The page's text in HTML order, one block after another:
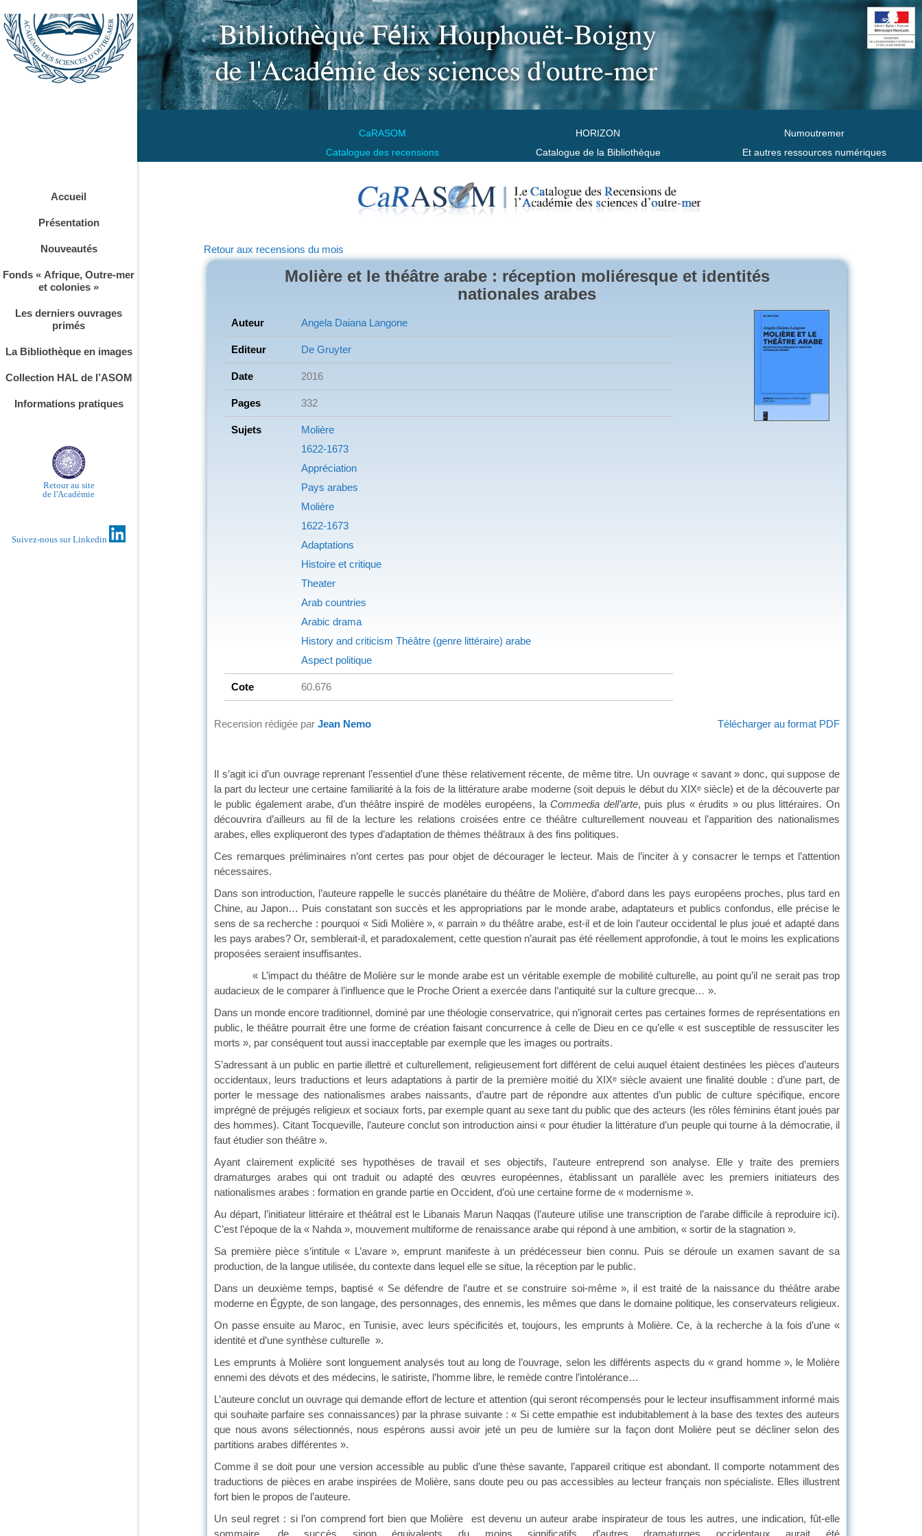
CaRASOM
Catalogue des recensions
HORIZON
Catalogue de la Bibliothèque
Numoutremer
Et autres ressources numériques
Accueil
Présentation
Nouveautés
Fonds « Afrique, Outre-mer
et colonies »
Les derniers ouvrages
primés
La Bibliothèque en images
Collection HAL de l’ASOM
Informations pratiques
Retour au site
de l'Académie
Suivez-nous sur Linkedin
Retour aux recensions du mois
Molière et le théâtre arabe : réception moliéresque et identités
nationales arabes
Auteur Angela Daiana Langone
Editeur De Gruyter
Date 2016
Pages 332
Sujets
Molière
1622-1673
Appréciation
Pays arabes
Molière
1622-1673
Adaptations
Histoire et critique
Theater
Arab countries
Arabic drama
History and criticism Théâtre (genre littéraire) arabe
Aspect politique
Cote 60.676
Télécharger au format PDF
Recension rédigée par Jean Nemo
Il s’agit ici d’un ouvrage reprenant l’essentiel d’une thèse relativement récente, de même titre. Un ouvrage « savant » donc, qui suppose de
la part du lecteur une certaine familiarité à la fois de la littérature arabe moderne (soit depuis le début du XIXe siècle) et de la découverte par
le public également arabe, d’un théâtre inspiré de modèles européens, laCommedia dell’arte, puis plus « érudits » ou plus littéraires. On
découvrira d’ailleurs au fil de la lecture les relations croisées entre ce théâtre culturellement nouveau et l’apparition des nationalismes
arabes, elles expliqueront des types d’adaptation de thèmes théâtraux à des fins politiques.
Ces remarques préliminaires n’ont certes pas pour objet de décourager le lecteur. Mais de l’inciter à y consacrer le temps et l’attention
nécessaires.
Dans son introduction, l’auteure rappelle le succès planétaire du théâtre de Molière, d’abord dans les pays européens proches, plus tard en
Chine, au Japon… Puis constatant son succès et les appropriations par le monde arabe, adaptateurs et publics confondus, elle précise le
sens de sa recherche : pourquoi « Sidi Molière », « parrain » du théâtre arabe, est-il et de loin l’auteur occidental le plus joué et adapté dans
les pays arabes? Or, semblerait-il, et paradoxalement, cette question n’aurait pas été réellement approfondie, à tout le moins les explications
proposées seraient insuffisantes.
« L’impact du théâtre de Molière sur le monde arabe est un véritable exemple de mobilité culturelle, au point qu’il ne serait pas trop
audacieux de le comparer à l’influence que le Proche Orient a exercée dans l’antiquité sur la culture grecque… ».
Dans un monde encore traditionnel, dominé par une théologie conservatrice, qui n’ignorait certes pas certaines formes de représentations en
public, le théâtre pourrait être une forme de création faisant concurrence à celle de Dieu en ce qu’elle « est susceptible de ressusciter les
morts », par conséquent tout aussi inacceptable par exemple que les images ou portraits.
S’adressant à un public en partie illettré et culturellement, religieusement fort différent de celui auquel étaient destinées les pièces d’auteurs
occidentaux, leurs traductions et leurs adaptations à partir de la première moitié du XIXe siècle avaient une finalité double : d’une part, de
porter le message des nationalismes arabes naissants, d’autre part de répondre aux attentes d’un public de culture spécifique, encore
imprégné de préjugés religieux et sociaux forts, par exemple quant au sexe tant du public que des acteurs (les rôles féminins étant joués par
des hommes). Citant Tocqueville, l’auteure conclut son introduction ainsi « pour étudier la littérature d’un peuple qui tourne à la démocratie, il
faut étudier son théâtre ».
Ayant clairement explicité ses hypothèses de travail et ses objectifs, l’auteure entreprend son analyse. Elle y traite des premiers
dramaturges arabes qui ont traduit ou adapté des œuvres européennes, établissant un parallèle avec les premiers initiateurs des
nationalismes arabes : formation en grande partie en Occident, d’où une certaine forme de « modernisme ».
Au départ, l’initiateur littéraire et théâtral est le Libanais Marun Naqqas (l’auteure utilise une transcription de l’arabe difficile à reproduire ici).
C’est l’époque de la « Nahda », mouvement multiforme de renaissance arabe qui répond à une ambition, « sortir de la stagnation ».
Sa première pièce s’intitule « L’avare », emprunt manifeste à un prédécesseur bien connu. Puis se déroule un examen savant de sa
production, de la langue utilisée, du contexte dans lequel elle se situe, la réception par le public.
Dans un deuxième temps, baptisé « Se défendre de l’autre et se construire soi-même », il est traité de la naissance du théâtre arabe
moderne en Égypte, de son langage, des personnages, des ennemis, les mêmes que dans le domaine politique, les conservateurs religieux.
On passe ensuite au Maroc, en Tunisie, avec leurs spécificités et, toujours, les emprunts à Molière. Ce, à la recherche à la fois d’une «
identité et d’une synthèse culturelle ».
Les emprunts à Molière sont longuement analysés tout au long de l’ouvrage, selon les différents aspects du « grand homme », le Molière
ennemi des dévots et des médecins, le satiriste, l’homme libre, le remède contre l’intolérance…
L’auteure conclut un ouvrage qui demande effort de lecture et attention (qui seront récompensés pour le lecteur insuffisamment informé mais
qui souhaite parfaire ses connaissances) par la phrase suivante : « Si cette empathie est indubitablement à la base des textes des auteurs
que nous avons sélectionnés, nous espérons aussi avoir jeté un peu de lumière sur la façon dont Molière peut se décliner selon des
partitions arabes différentes ».
Comme il se doit pour une version accessible au public d’une thèse savante, l’appareil critique est abondant. Il comporte notamment des
traductions de pièces en arabe inspirées de Molière, sans doute peu ou pas accessibles au lecteur français non spécialiste. Elles illustrent
fort bien le propos de l’auteure.
Un seul regret : si l’on comprend fort bien que Molière est devenu un auteur arabe inspirateur de tous les autres, une indication, fût-elle
sommaire, de succès sinon équivalents du moins significatifs d’autres dramaturges occidentaux aurait été